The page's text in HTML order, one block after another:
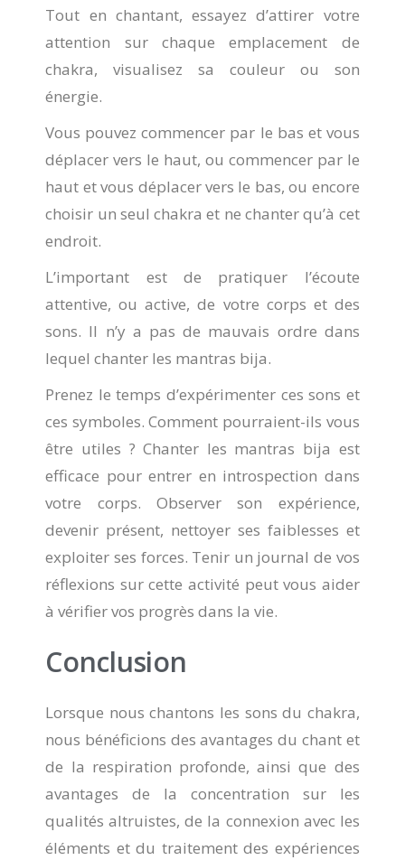
Tout en chantant, essayez d’attirer votre
attention sur chaque emplacement de
chakra, visualisez sa couleur ou son
énergie.
Vous pouvez commencer par le bas et vous
déplacer vers le haut, ou commencer par le
haut et vous déplacer vers le bas, ou encore
choisir un seul chakra et ne chanter qu’à cet
endroit.
L’important est de pratiquer l’écoute
attentive, ou active, de votre corps et des
sons. Il n’y a pas de mauvais ordre dans
lequel chanter les mantras bija.
Prenez le temps d’expérimenter ces sons et
ces symboles. Comment pourraient-ils vous
être utiles ? Chanter les mantras bija est
efficace pour entrer en introspection dans
votre corps. Observer son expérience,
devenir présent, nettoyer ses faiblesses et
exploiter ses forces. Tenir un journal de vos
réflexions sur cette activité peut vous aider
à vérifier vos progrès dans la vie.
Conclusion
Lorsque nous chantons les sons du chakra,
nous bénéficions des avantages du chant et
de la respiration profonde, ainsi que des
avantages de la concentration sur les
qualités altruistes, de la connexion avec les
éléments et du traitement des expériences